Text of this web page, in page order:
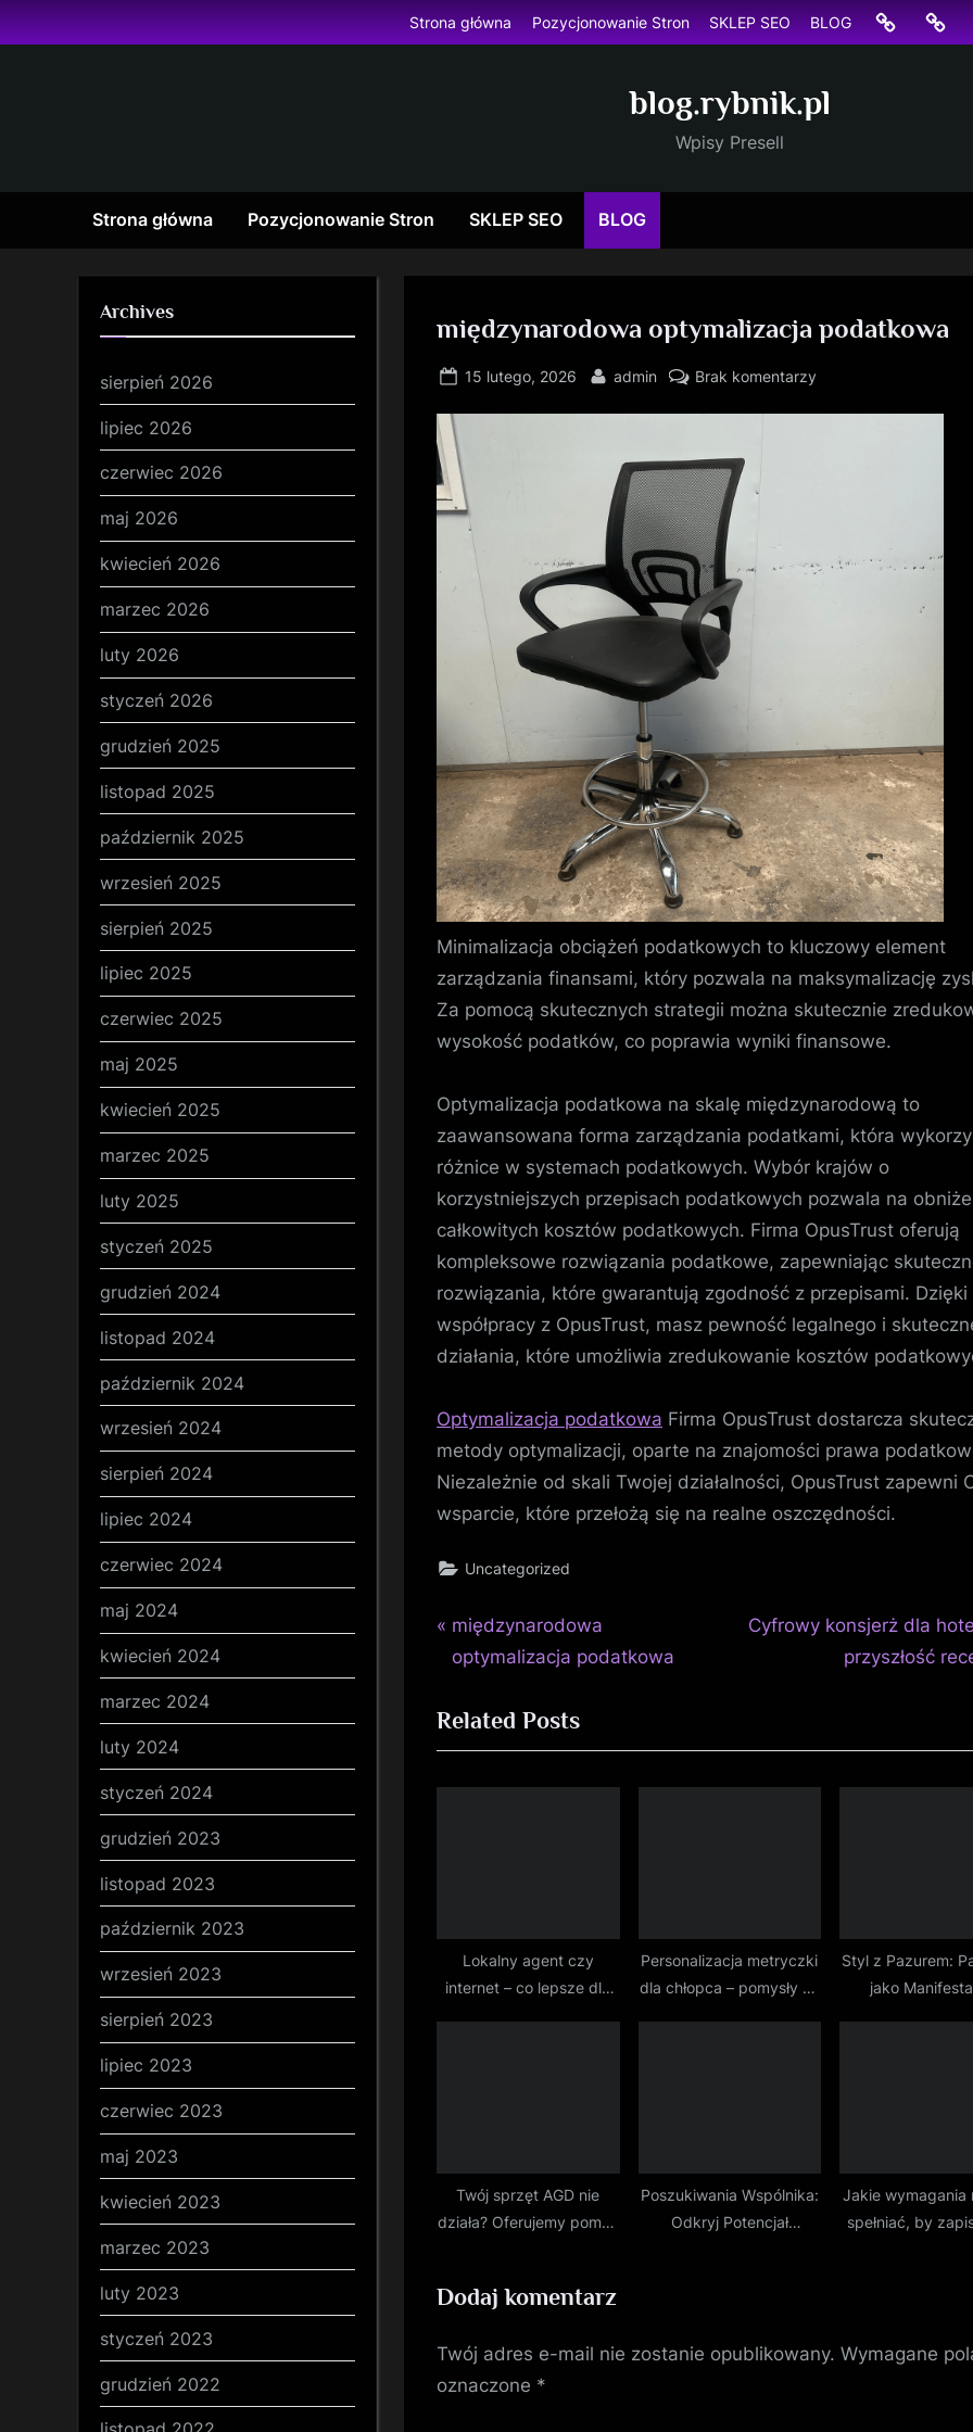
Skip
to
Strona główna Pozycjonowanie Stron SKLEP SEO BLOG
Strona
głównaStron
blog.rybnik.pl
Wpisy Presell
Strona główna Pozycjonowanie Stron SKLEP SEO BLOG
międzynarodowa optymalizacja podatkowa
Posted
15 lutego, 2026 By
admin Brak komentarzy
Minimalizacja obciążeń podatkowych to kluczowy element
zarządzania finansami, który pozwala na maksymalizację
Za pomocą skutecznych strategii można skutecznie
wysokość podatków, co poprawia wyniki finansowe.
Optymalizacja podatkowa na skalę międzynarodową to
zaawansowana forma zarządzania podatkami, która
różnice w systemach podatkowych. Wybór krajów o
korzystniejszych przepisach podatkowych pozwala na
całkowitych kosztów podatkowych. Firma OpusTrust oferują
kompleksowe rozwiązania podatkowe, zapewniając
rozwiązania, które gwarantują zgodność z przepisami. Dzięki
współpracy z OpusTrust, masz pewność legalnego i
działania, które umożliwia zredukowanie kosztów
Optymalizacja podatkowa Firma OpusTrust dostarcza
metody optymalizacji, oparte na znajomości prawa
Niezależnie od skali Twojej działalności, OpusTrust zapewni
wsparcie, które przełożą się na realne oszczędności.
Uncategorized
Nawigacja
P
r
v
i
s
międzynarodowa
optymalizacja podatkowa
N
P
Cyfrowy konsjerż dla
przyszłość
Related Posts
Lokalny agent czy
internet – co lepsze dla
Personalizacja metryczki
dla chłopca – pomysły na
Styl z Pazurem:
jako
Twój sprzęt AGD nie
działa? Oferujemy pomoc
Poszukiwania Wspólnika:
Odkryj Potencjał
Jakie wymagania
spełniać, by
Dodaj komentarz
Twój adres e-mail nie zostanie opublikowany. Wymagane
oznaczone *
Archives
sierpień 2026
lipiec 2026
czerwiec 2026
maj 2026
kwiecień 2026
marzec 2026
luty 2026
styczeń 2026
grudzień 2025
listopad 2025
październik 2025
wrzesień 2025
sierpień 2025
lipiec 2025
czerwiec 2025
maj 2025
kwiecień 2025
marzec 2025
luty 2025
styczeń 2025
grudzień 2024
listopad 2024
październik 2024
wrzesień 2024
sierpień 2024
lipiec 2024
czerwiec 2024
maj 2024
kwiecień 2024
marzec 2024
luty 2024
styczeń 2024
grudzień 2023
listopad 2023
październik 2023
wrzesień 2023
sierpień 2023
lipiec 2023
czerwiec 2023
maj 2023
kwiecień 2023
marzec 2023
luty 2023
styczeń 2023
grudzień 2022